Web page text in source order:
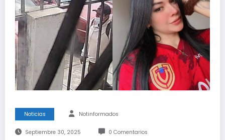
Noticias Notinformados
Septiembre 30, 2025 0 Comentarios